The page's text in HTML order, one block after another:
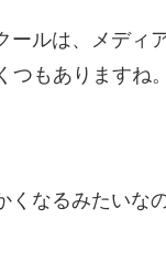
ールは、メディ
もありますね。
くなるみたいな